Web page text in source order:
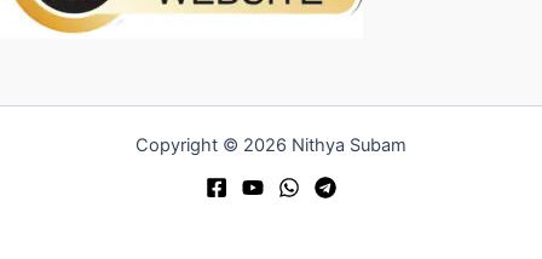
Copyright © 2026 Nithya Subam